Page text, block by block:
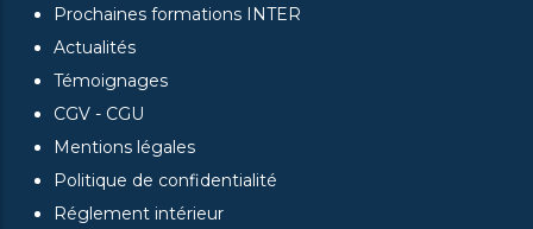
Prochaines formations INTER
Actualités
Témoignages
CGV - CGU
Mentions légales
Politique de confidentialité
Réglement intérieur